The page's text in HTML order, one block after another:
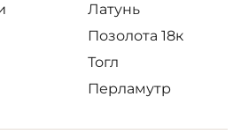
Латунь
Позолота 18к
Тогл
Перламутр